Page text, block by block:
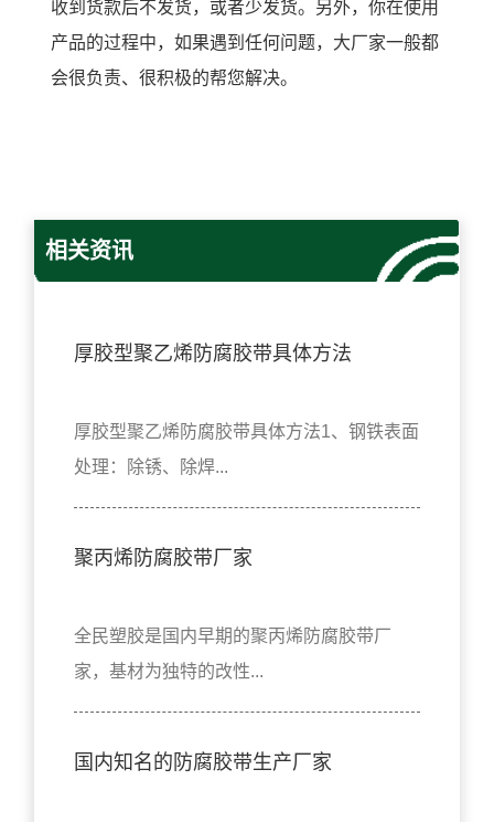
收到货款后不发货，或者少发货。另外，你在使用
产品的过程中，如果遇到任何问题，大厂家一般都
会很负责、很积极的帮您解决。
相关资讯
厚胶型聚乙烯防腐胶带具体方法
厚胶型聚乙烯防腐胶带具体方法1、钢铁表面
处理：除锈、除焊...
聚丙烯防腐胶带厂家
全民塑胶是国内早期的聚丙烯防腐胶带厂
家，基材为独特的改性...
国内知名的防腐胶带生产厂家